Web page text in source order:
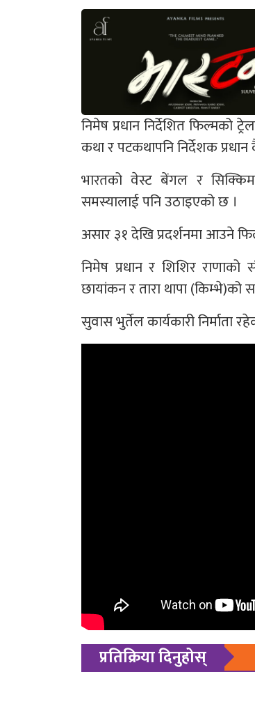
निमेष प्रधान निर्देशित फिल्मको
कथा र पटकथापनि निर्देशक प्रधान
भारतको वेस्ट बेंगल र सिक्किम
समस्यालाई पनि उठाइएको छ ।
असार ३१ देखि प्रदर्शनमा आउने
निमेष प्रधान र शिशिर
छायांकन र तारा थापा (किम्भे)को
सुवास भुर्तेल कार्यकारी निर्माता
प्रतिक्रिया दिनुहोस्